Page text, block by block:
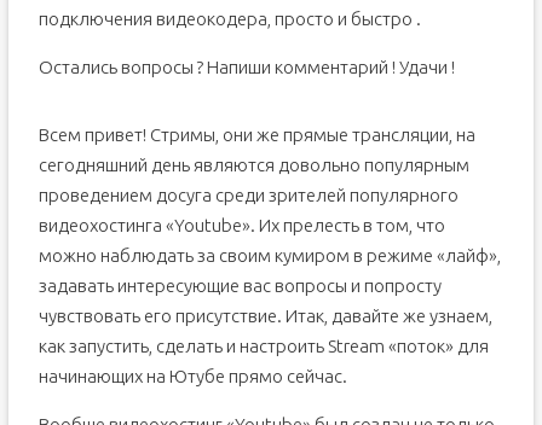
подключения видеокодера, просто и быстро .
Остались вопросы ? Напиши комментарий ! Удачи !
Всем привет! Стримы, они же прямые трансляции, на
сегодняшний день являются довольно популярным
проведением досуга среди зрителей популярного
видеохостинга «Youtube». Их прелесть в том, что
можно наблюдать за своим кумиром в режиме «лайф»,
задавать интересующие вас вопросы и попросту
чувствовать его присутствие. Итак, давайте же узнаем,
как запустить, сделать и настроить Stream «поток» для
начинающих на Ютубе прямо сейчас.